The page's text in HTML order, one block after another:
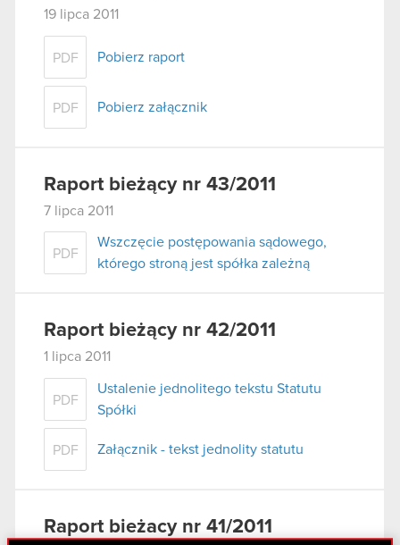
19 lipca 2011
PDF Pobierz raport
PDF Pobierz załącznik
Raport bieżący nr 43/2011
7 lipca 2011
PDF
Wszczęcie postępowania sądowego,
którego stroną jest spółka zależną
Raport bieżący nr 42/2011
1 lipca 2011
PDF
Ustalenie jednolitego tekstu Statutu
Spółki
PDF Załącznik - tekst jednolity statutu
Raport bieżacy nr 41/2011